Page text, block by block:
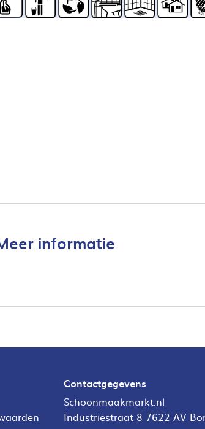
informatie
Contactgegevens
Schoonmaakmarkt.nl
Industriestraat 8 7622 AV